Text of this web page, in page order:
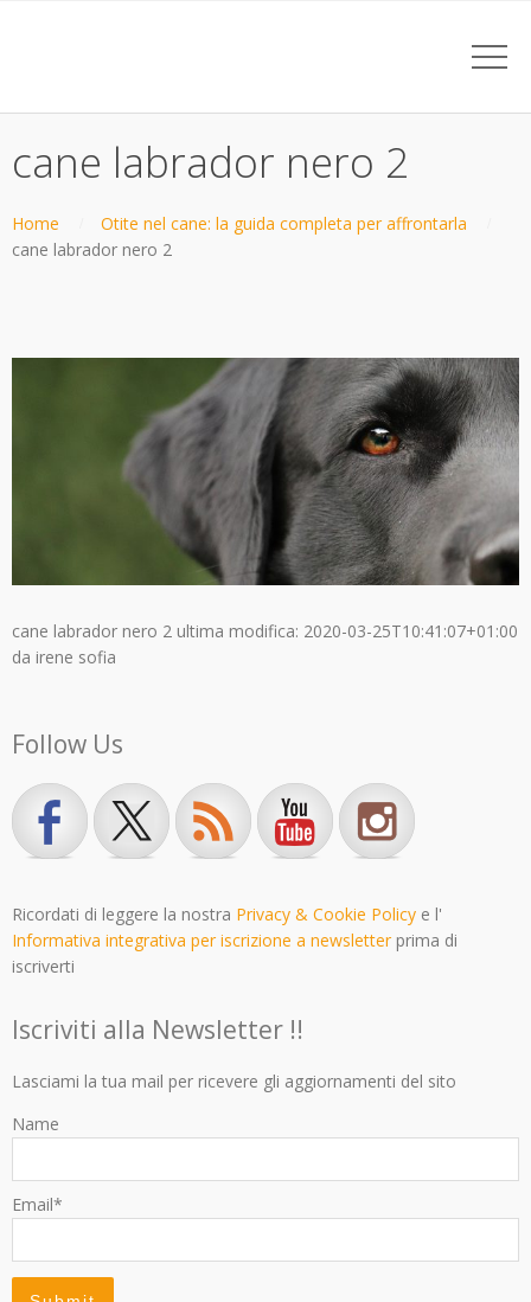
cane labrador nero 2
Home
Otite nel cane: la guida completa per affrontarla
cane labrador nero 2
cane labrador nero 2 ultima modifica: 2020-03-25T10:41:07+01:00
da irene sofia
Follow Us
Ricordati di leggere la nostra Privacy & Cookie Policy e l'
Informativa integrativa per iscrizione a newsletterprima di
iscriverti
Iscriviti alla Newsletter !!
Lasciami la tua mail per ricevere gli aggiornamenti del sito
Name
Email*